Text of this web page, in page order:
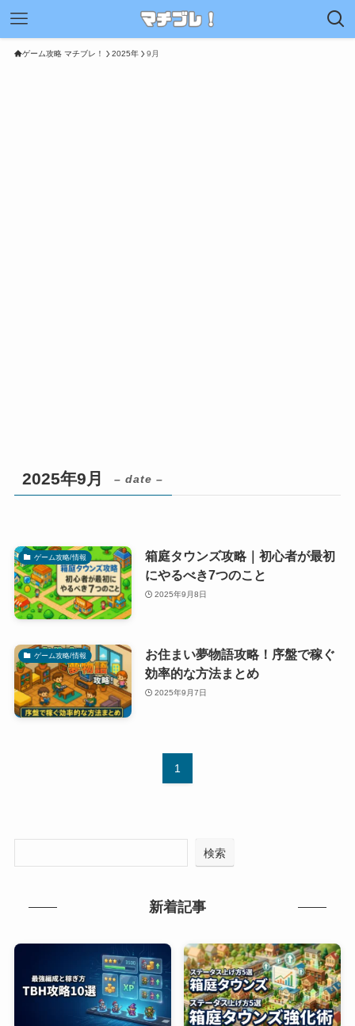
ゲーム攻略 マチブレ！ 2025年 9月
2025年9月 – date –
ゲーム攻略/情報
箱庭タウンズ攻略｜初心者が最初
にやるべき7つのこと
2025年9月8日
ゲーム攻略/情報
お住まい夢物語攻略！序盤で稼ぐ
効率的な方法まとめ
2025年9月7日
1
検索
新着記事